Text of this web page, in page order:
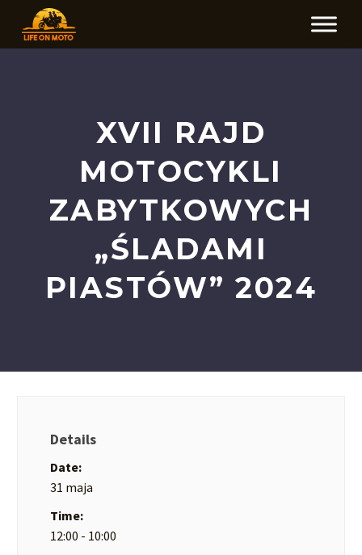
XVII RAJD
MOTOCYKLI
ZABYTKOWYCH
„ŚLADAMI
PIASTÓW” 2024
Details
Date:
31 maja
Time:
12:00 - 10:00